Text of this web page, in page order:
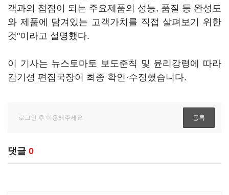
객과의 접점이 되는 주요제품의 성능, 품질 등 완성도
와 제품에 담겨있는 고객가치를 직접 살펴보기 위한
것"이라고 설명했다.
이 기사는 뉴스토마토 보도준칙 및 윤리강령에 따라
김기성 편집국장이 최종 확인·수정했습니다.
댓글 0